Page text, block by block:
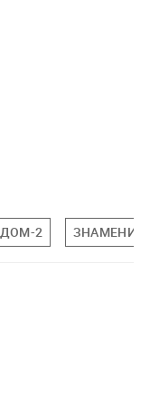
ДОМ-2